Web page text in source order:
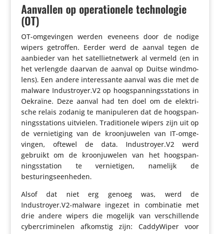
Aanvallen op operationele technologie
(OT)
OT-omge­vingen werden eveneens door de nodige
wipers getroffen. Eerder werd de aanval tegen de
aanbieder van het satel­liet­net­werk al vermeld (en in
het verlengde daarvan de aanval op Duitse wind­mo­
lens). Een andere inte­res­sante aanval was die met de
malware Industroyer.V2 op hoog­span­nings­sta­tions in
Oekraïne. Deze aanval had ten doel om de elek­tri­
sche relais zodanig te mani­pu­leren dat de hoog­span­
nings­sta­tions uitvielen. Tradi­ti­o­nele wipers zijn uit op
de vernie­ti­ging van de kroon­ju­welen van IT-omge­
vingen, oftewel de data. Industroyer.V2 werd
gebruikt om de kroon­ju­welen van het hoog­span­
nings­sta­tion te vernie­tigen, namelijk de
besturingseenheden.
Alsof dat niet erg genoeg was, werd de
Industroyer.V2-malware ingezet in combi­natie met
drie andere wipers die mogelijk van verschil­lende
cyber­cri­mi­nelen afkomstig zijn: Caddy­Wiper voor